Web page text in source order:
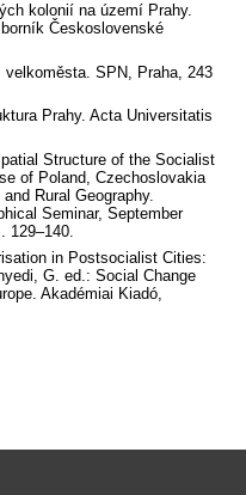
kolonií na území Prahy.
Československé
velkoměsta. SPN, Praha, 243
Prahy. Acta Universitatis
Structure of the Socialist
of Poland, Czechoslovakia
Rural Geography.
Seminar, September
129–140.
in Postsocialist Cities:
G. ed.: Social Change
Akadémiai Kiadó,